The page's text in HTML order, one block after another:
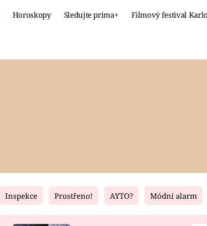
Horoskopy Sledujte prima+ Filmový festival
Fresh Living
Inspekce Prostřeno! AYTO? Módní alarm